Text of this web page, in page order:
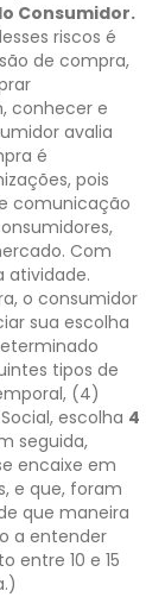
Consumidor.
riscos é
de compra,
conhecer e
avalia
é
pois
comunicação
Com
atividade.
o consumidor
sua escolha
tipos de
(4)
escolha 4
seguida,
encaixe em
e que, foram
que maneira
a entender
entre 10 e 15